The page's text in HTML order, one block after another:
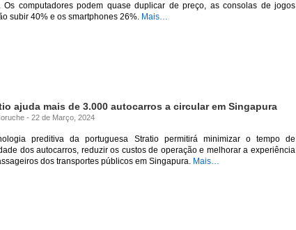
Os computadores podem quase duplicar de preço, as consolas de jogos
subir 40% e os smartphones 26%. Mais…
ajuda mais de 3.000 autocarros a circular em Singapura
- 22 de Março, 2024
preditiva da portuguesa Stratio permitirá minimizar o tempo de
dos autocarros, reduzir os custos de operação e melhorar a experiência
dos transportes públicos em Singapura. Mais…